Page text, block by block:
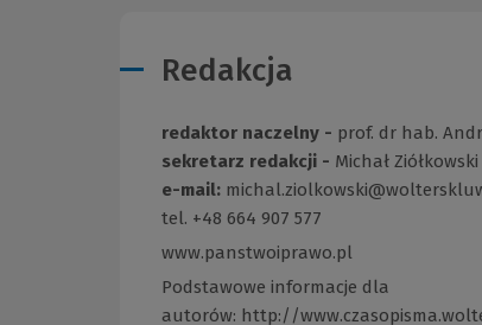
Redakcja
redaktor naczelny - prof. dr hab.
sekretarz redakcji - Michał Ziółkowski
e-mail:
tel. +48 664 907 577
www.panstwoiprawo.pl
do
innej
Podstawowe informacje dla
autorów: http://